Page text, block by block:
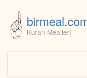
Kuran Mealleri